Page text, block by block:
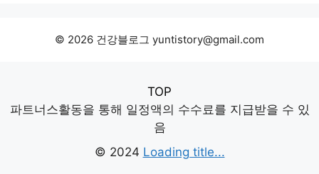
© 2026 건강블로그 yuntistory@gmail.com
TOP
파트너스활동을 통해 일정액의 수수료를 지급받을 수 있
음
© 2024 Loading title...